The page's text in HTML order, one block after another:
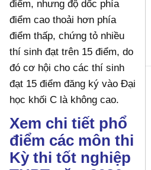
điểm, nhưng độ dốc phía
điểm cao thoải hơn phía
điểm thấp, chứng tỏ nhiều
thí sinh đạt trên 15 điểm, do
đó cơ hội cho các thí sinh
đạt 15 điểm đăng ký vào Đại
học khối C là không cao.
Xem chi tiết phổ
điểm các môn thi
Kỳ thi tốt nghiệp